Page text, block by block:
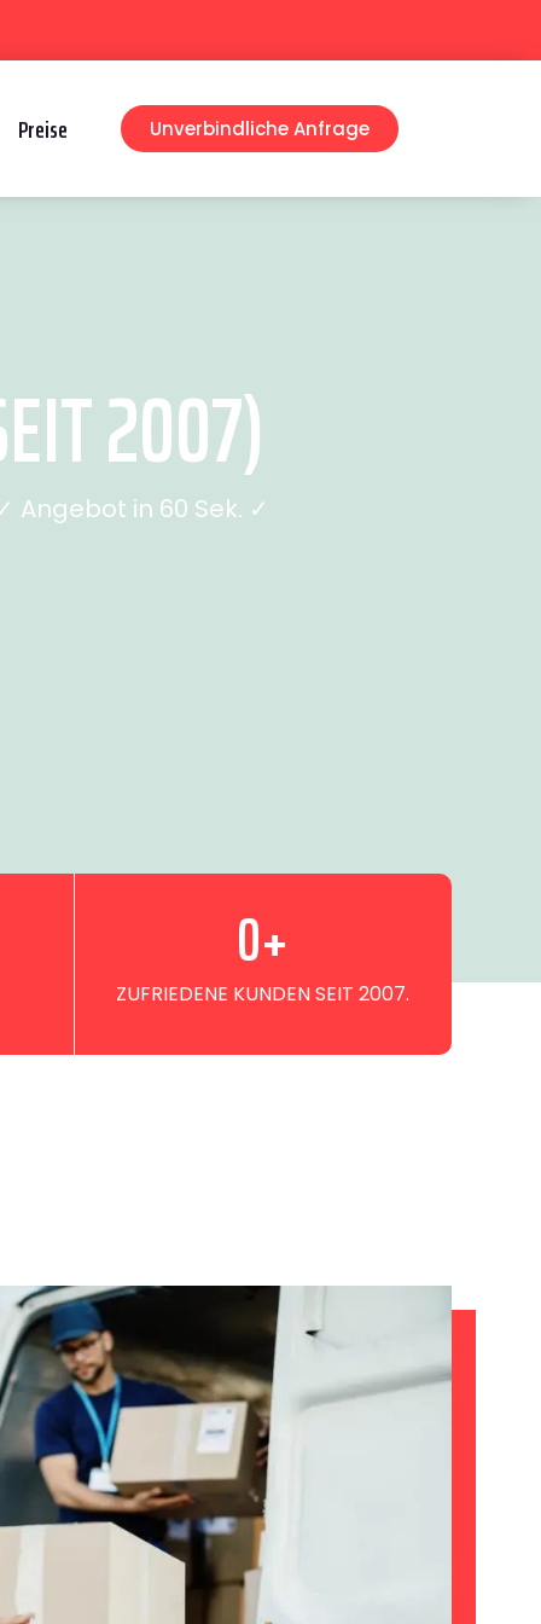
Preise Unverbindliche Anfrage
2007)
Angebot in 60 Sek. ✓
ZUFRIEDENE KUNDEN SEIT 2007.
0+